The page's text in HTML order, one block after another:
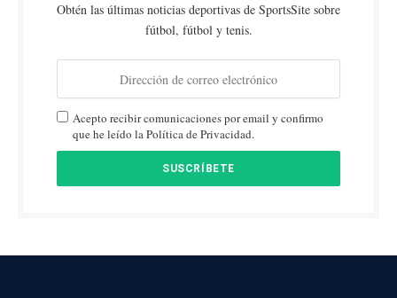
Obtén las últimas noticias deportivas de SportsSite sobre
fútbol, fútbol y tenis.
Acepto recibir comunicaciones por email y confirmo
que he leído la Política de Privacidad.